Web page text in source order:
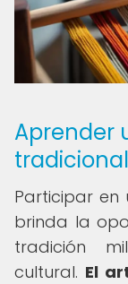
Aprender
Participar en
brinda la
tradición
cultural. El